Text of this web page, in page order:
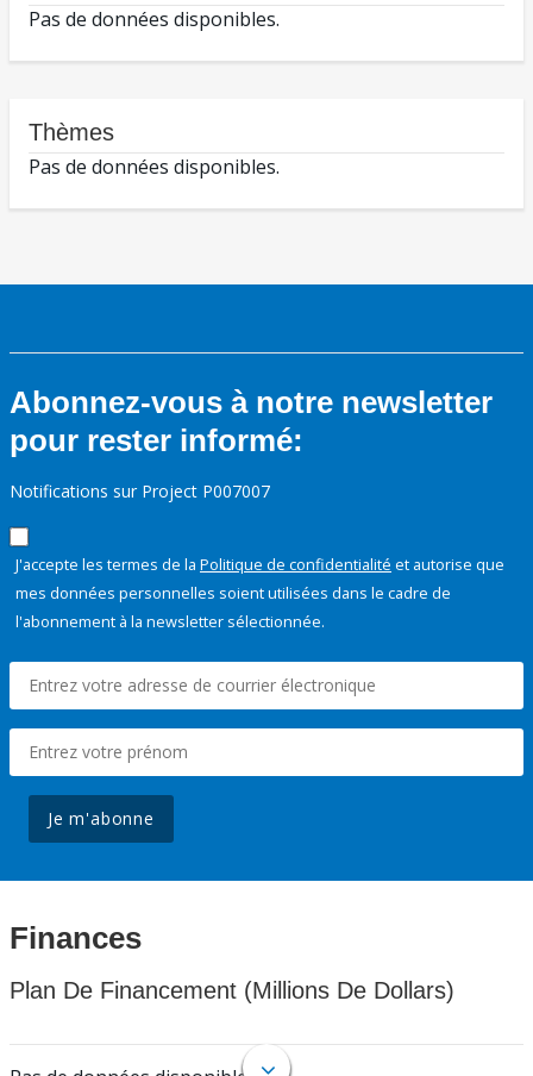
Pas de données disponibles.
Thèmes
Pas de données disponibles.
Abonnez-vous à notre newsletter
pour rester informé:
Notifications sur Project P007007
J'accepte les termes de la Politique de confidentialité et autorise que
mes données personnelles soient utilisées dans le cadre de
l'abonnement à la newsletter sélectionnée.
Je m'abonne
Finances
Plan De Financement (Millions De Dollars)